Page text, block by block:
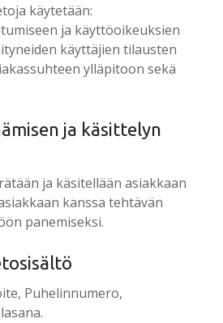
käytetään:
ja käyttöoikeuksien
käyttäjien tilausten
ylläpitoon sekä
ja käsittelyn
ja käsitellään asiakkaan
kanssa tehtävän
panemiseksi.
Puhelinnumero,